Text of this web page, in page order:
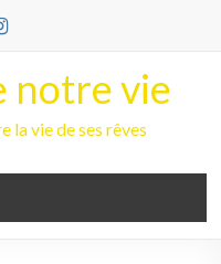
notre vie
la vie de ses rêves